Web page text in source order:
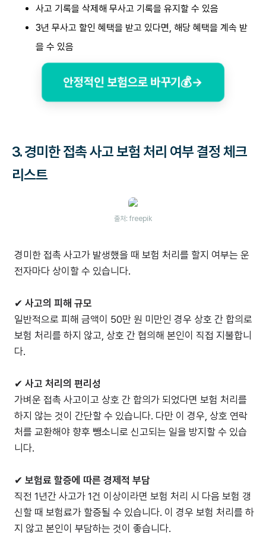
사고 기록을 삭제해 무사고 기록을 유지할 수 있음
3년 무사고 할인 혜택을 받고 있다면, 해당 혜택을 계속 받
을 수 있음
안정적인 보험으로 바꾸기💰→
3. 경미한 접촉 사고 보험 처리 여부 결정 체크
리스트
출처: freepik
경미한 접촉 사고가 발생했을 때 보험 처리를 할지 여부는 운
전자마다 상이할 수 있습니다.
✔ 사고의 피해 규모
일반적으로 피해 금액이 50만 원 미만인 경우 상호 간 합의로
보험 처리를 하지 않고, 상호 간 협의해 본인이 직접 지불합니
다.
✔ 사고 처리의 편리성
가벼운 접촉 사고이고 상호 간 합의가 되었다면 보험 처리를
하지 않는 것이 간단할 수 있습니다. 다만 이 경우, 상호 연락
처를 교환해야 향후 뺑소니로 신고되는 일을 방지할 수 있습
니다.
✔ 보험료 할증에 따른 경제적 부담
직전 1년간 사고가 1건 이상이라면 보험 처리 시 다음 보험 갱
신할 때 보험료가 할증될 수 있습니다. 이 경우 보험 처리를 하
지 않고 본인이 부담하는 것이 좋습니다.